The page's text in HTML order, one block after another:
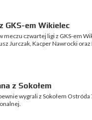
GKS-em Wikielec
meczu czwartej ligi z GKS-em
Jurczak, Kacper Nawrocki oraz
z Sokołem
wygrali z Sokołem